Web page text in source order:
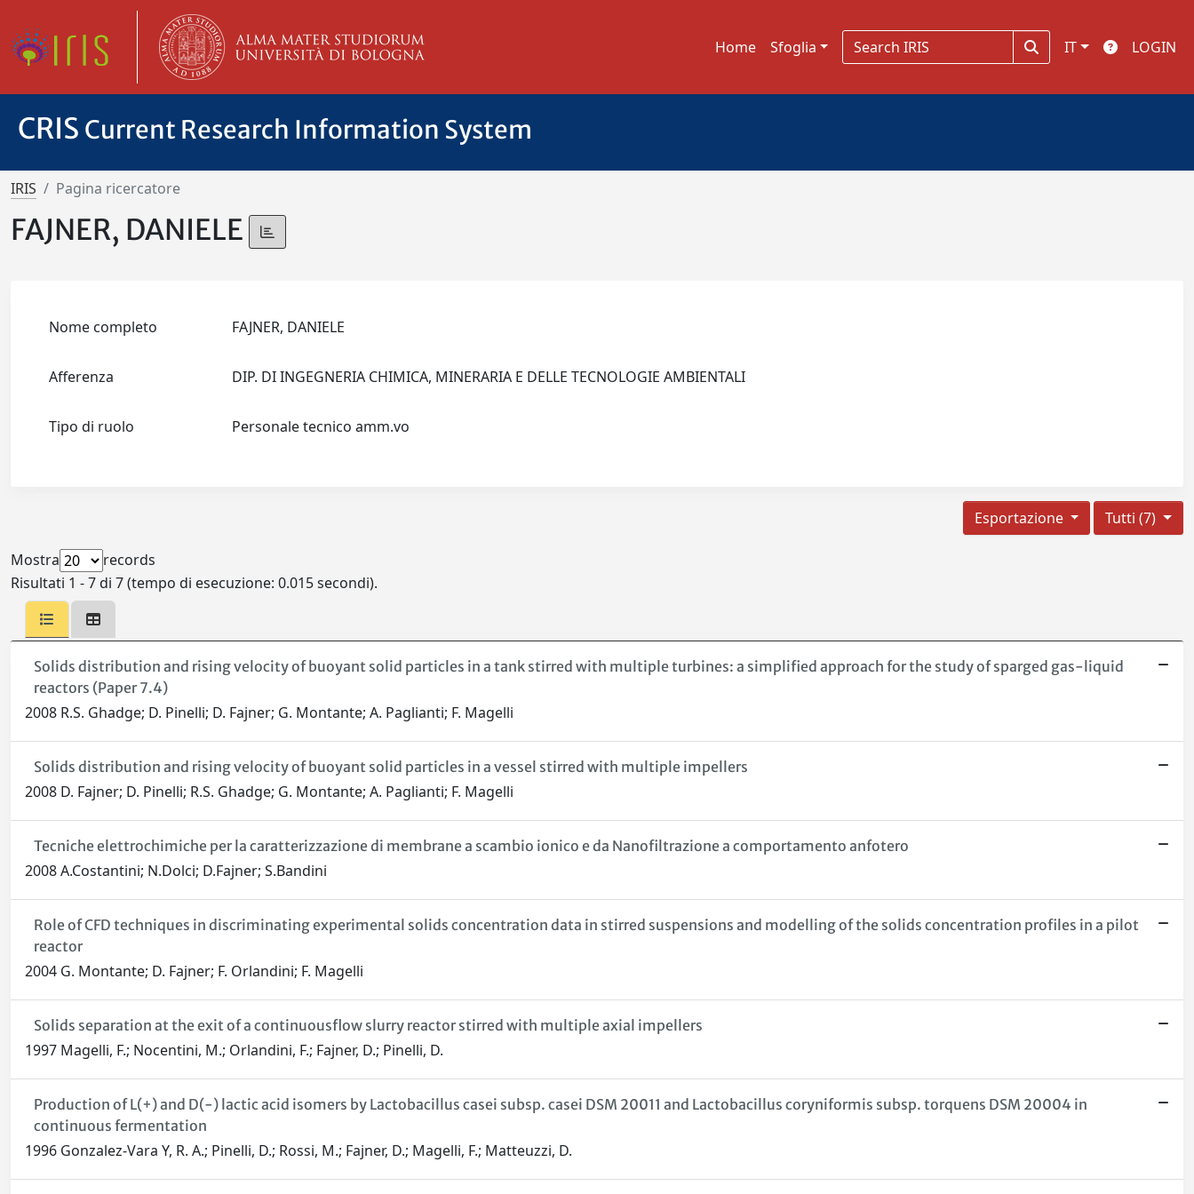
Home Sfoglia IT LOGIN
CRIS Current Research Information System
IRIS Pagina ricercatore
FAJNER, DANIELE
Nome completo FAJNER, DANIELE
Afferenza DIP. DI INGEGNERIA CHIMICA, MINERARIA E DELLE TECNOLOGIE AMBIENTALI
Tipo di ruolo Personale tecnico amm.vo
Tutti (7)
Esportazione
Mostra
records
Risultati 1 - 7 di 7 (tempo di esecuzione: 0.015 secondi).
Solids distribution and rising velocity of buoyant solid particles in a tank stirred with multiple turbines: a simplified approach for the study of sparged gas-liquid
reactors (Paper 7.4)
2008 R.S. Ghadge; D. Pinelli; D. Fajner; G. Montante; A. Paglianti; F. Magelli
Solids distribution and rising velocity of buoyant solid particles in a vessel stirred with multiple impellers
2008 D. Fajner; D. Pinelli; R.S. Ghadge; G. Montante; A. Paglianti; F. Magelli
Tecniche elettrochimiche per la caratterizzazione di membrane a scambio ionico e da Nanofiltrazione a comportamento anfotero
2008 A.Costantini; N.Dolci; D.Fajner; S.Bandini
Role of CFD techniques in discriminating experimental solids concentration data in stirred suspensions and modelling of the solids concentration profiles in a pilot
reactor
2004 G. Montante; D. Fajner; F. Orlandini; F. Magelli
Solids separation at the exit of a continuousflow slurry reactor stirred with multiple axial impellers
1997 Magelli, F.; Nocentini, M.; Orlandini, F.; Fajner, D.; Pinelli, D.
Production of L(+) and D(-) lactic acid isomers by Lactobacillus casei subsp. casei DSM 20011 and Lactobacillus coryniformis subsp. torquens DSM 20004 in
continuous fermentation
1996 Gonzalez-Vara Y, R. A.; Pinelli, D.; Rossi, M.; Fajner, D.; Magelli, F.; Matteuzzi, D.